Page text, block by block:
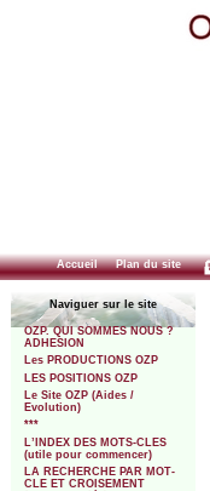
Accueil Plan du site
Naviguer sur le site
OZP. QUI SOMMES NOUS ?
ADHESION
Les PRODUCTIONS OZP
LES POSITIONS OZP
Le Site OZP (Aides /
Evolution)
***
L’INDEX DES MOTS-CLES
(utile pour commencer)
LA RECHERCHE PAR MOT-
CLE ET CROISEMENT